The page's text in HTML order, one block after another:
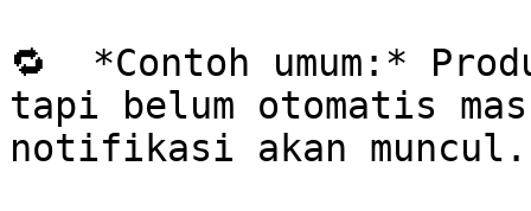
🔁  *Contoh umum:*
tapi belum otomatis
notifikasi akan muncul.